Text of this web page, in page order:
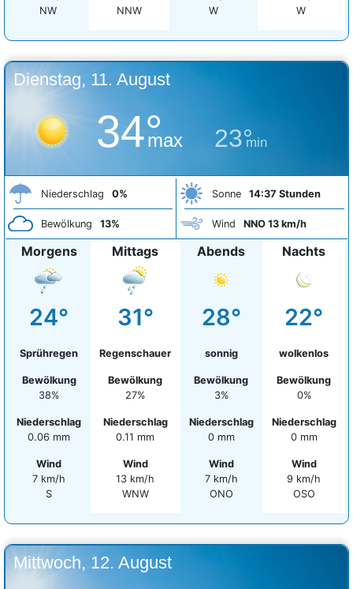
NW
NNW
W
W
Dienstag, 11. August
34°
max 23°
min
Niederschlag 0%
Bewölkung 13%
Sonne 14:37 Stunden
Wind NNO 13 km/h
Morgens
24°
Sprühregen
Bewölkung
38%
Niederschlag
0.06 mm
Wind
7 km/h
S
Mittags
31°
Regenschauer
Bewölkung
27%
Niederschlag
0.11 mm
Wind
13 km/h
WNW
Abends
28°
sonnig
Bewölkung
3%
Niederschlag
0 mm
Wind
7 km/h
ONO
Nachts
22°
wolkenlos
Bewölkung
0%
Niederschlag
0 mm
Wind
9 km/h
OSO
Mittwoch, 12. August